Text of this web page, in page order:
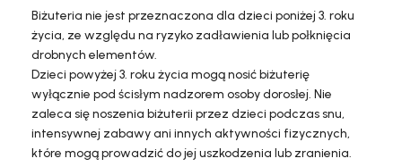
Biżuteria nie jest przeznaczona dla dzieci poniżej 3. roku
życia, ze względu na ryzyko zadławienia lub połknięcia
drobnych elementów.
Dzieci powyżej 3. roku życia mogą nosić biżuterię
wyłącznie pod ścisłym nadzorem osoby dorosłej. Nie
zaleca się noszenia biżuterii przez dzieci podczas snu,
intensywnej zabawy ani innych aktywności fizycznych,
które mogą prowadzić do jej uszkodzenia lub zranienia.